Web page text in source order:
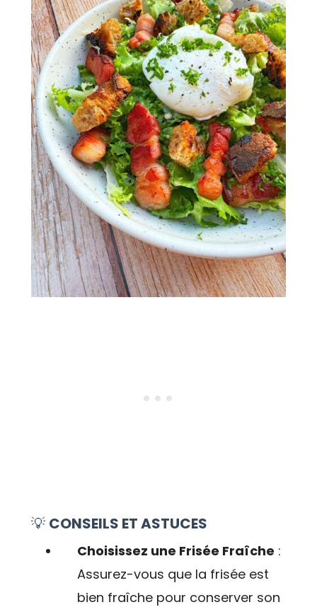
💡 CONSEILS ET ASTUCES
Choisissez une Frisée Fraîche :
Assurez-vous que la frisée est
bien fraîche pour conserver son